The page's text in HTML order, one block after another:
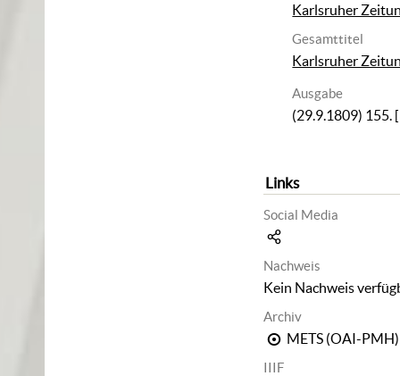
Karlsruher
Gesamttitel
Karlsruher
Ausgabe
(29.9.1809) 155.
Links
Social Media
Nachweis
Kein Nachweis
Archiv
METS (OAI-PMH)
IIIF